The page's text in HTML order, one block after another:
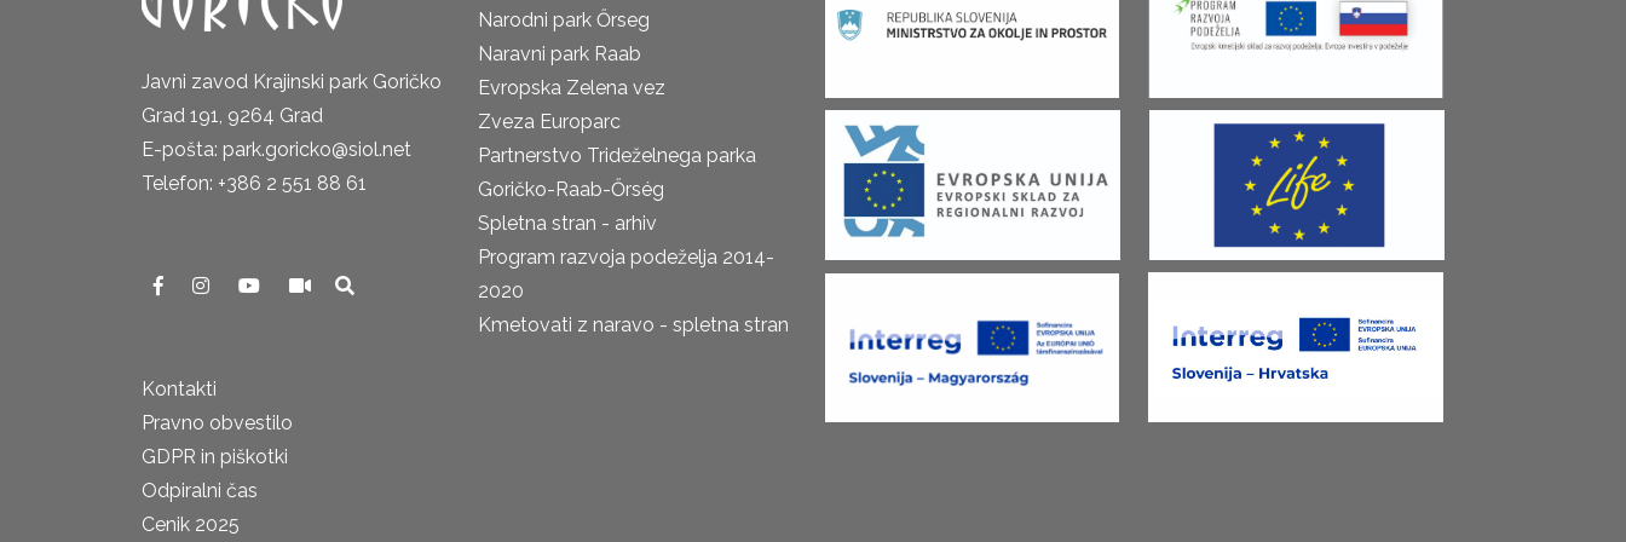
Javni zavod Krajinski park Goričko
Grad 191, 9264 Grad
E-pošta: park.goricko@siol.net
Telefon: +386 2 551 88 61
Kontakti
Pravno obvestilo
GDPR in piškotki
Odpiralni čas
Cenik 2025
Narodni park Őrseg
Naravni park Raab
Evropska Zelena vez
Zveza Europarc
Partnerstvo Trideželnega parka
Goričko-Raab-Őrség
Spletna stran - arhiv
Program razvoja podeželja 2014-
2020
Kmetovati z naravo - spletna stran